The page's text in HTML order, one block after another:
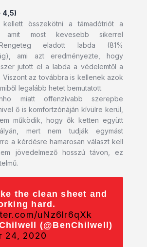
4,5)
összekötni a támadótriót a
amit most kevesebb sikerrel
eladott labda (81%
ami azt eredményezte, hogy
jutott el a labda a védelemtől a
Viszont az továbbra is kellenek azok
legalább hetet bemutatott.
miatt offenzívabb szerepbe
ő is komfortzónáján kívülre kerül,
működik, hogy ők ketten együtt
mert nem tudják egymást
a kérdésre hamarosan választ kell
jövedelmező hosszú távon, ez
the clean sheet and
hard.
uNz6lr6qXk
(@BenChilwell)
24, 2020